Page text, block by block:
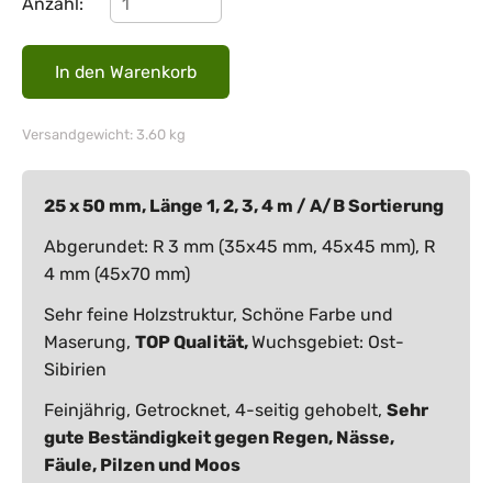
Versandgewicht: 3.60 kg
25 x 50 mm, Länge 1, 2, 3, 4 m / A/B Sortierung
Abgerundet: R 3 mm (35x45 mm, 45x45 mm), R
4 mm (45x70 mm)
Sehr feine Holzstruktur, Schöne Farbe und
Maserung, TOP Qualität,Wuchsgebiet: Ost-
Sibirien
Feinjährig, Getrocknet, 4-seitig gehobelt, Sehr
gute Beständigkeit gegen Regen, Nässe,
Fäule, Pilzen und Moos